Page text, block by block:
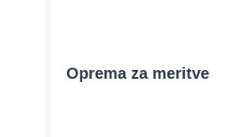
Oprema za meritve